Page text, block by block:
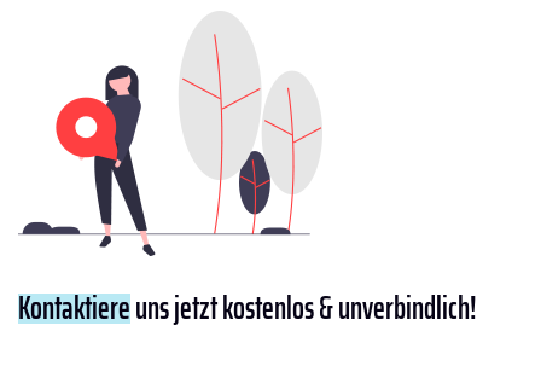
Kontaktiereuns jetzt kostenlos & unverbindlich!